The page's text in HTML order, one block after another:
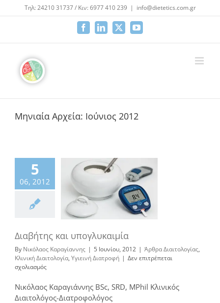
Μετάβαση
στο
Τηλ: 24210 31737 / Κιν: 6977 410 239 | info@dietetics.com.gr
FacebookLinkedIn
X YouTube
Μηνιαία Αρχεία: Ιούνιος 2012
5
06, 2012
και
Κλινική
Υγιεινή
Διαβήτης και υπογλυκαιμία
By Νικόλαος Καραγίαννης | 5 Ιουνίου, 2012 | Άρθρα Διαιτολογίας,
Κλινική Διαιτολογία, Υγιεινή Διατροφή | Δεν επιτρέπεται
σχολιασμόςστο
και
υπογλυκαιμία
Νικόλαος Καραγιάννης BSc, SRD, MPhil Κλινικός
Διαιτολόγος-Διατροφολόγος